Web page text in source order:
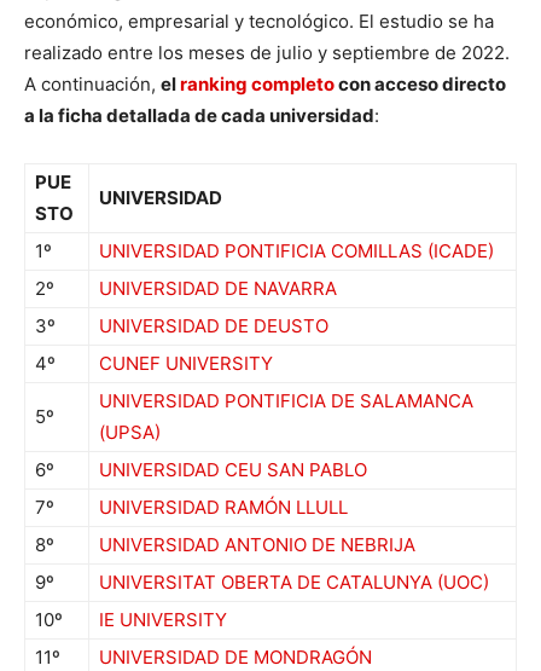
económico, empresarial y tecnológico. El estudio se ha
realizado entre los meses de julio y septiembre de 2022.
A continuación, elranking completocon acceso directo
a la ficha detallada de cada universidad:
PUE
STO
UNIVERSIDAD
1º
UNIVERSIDAD PONTIFICIA COMILLAS (ICADE)
2º
UNIVERSIDAD DE NAVARRA
3º
UNIVERSIDAD DE DEUSTO
4º
CUNEF UNIVERSITY
5º
UNIVERSIDAD PONTIFICIA DE SALAMANCA
(UPSA)
6º
UNIVERSIDAD CEU SAN PABLO
7º
UNIVERSIDAD RAMÓN LLULL
8º
UNIVERSIDAD ANTONIO DE NEBRIJA
9º
UNIVERSITAT OBERTA DE CATALUNYA (UOC)
10º
IE UNIVERSITY
11º
UNIVERSIDAD DE MONDRAGÓN